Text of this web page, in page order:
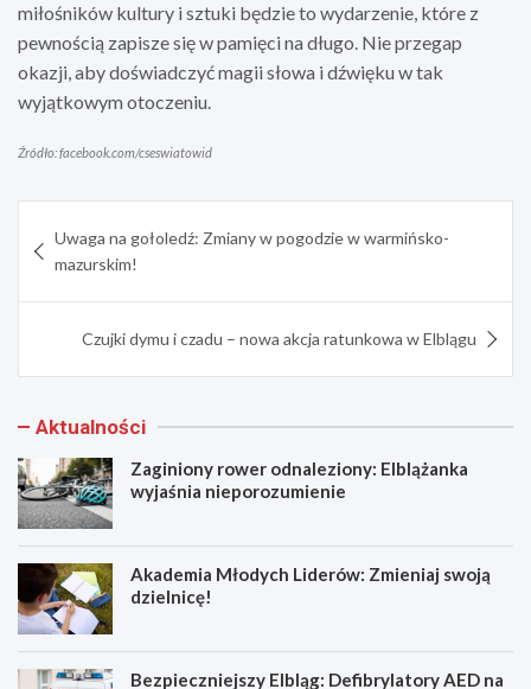
miłośników kultury i sztuki będzie to wydarzenie, które z
pewnością zapisze się w pamięci na długo. Nie przegap
okazji, aby doświadczyć magii słowa i dźwięku w tak
wyjątkowym otoczeniu.
Źródło: facebook.com/cseswiatowid
wpisu
Uwaga na gołoledź: Zmiany w pogodzie w warmińsko-
mazurskim!
Czujki dymu i czadu – nowa akcja ratunkowa w Elblągu
Aktualności
Zaginiony rower odnaleziony: Elblążanka
wyjaśnia nieporozumienie
Akademia Młodych Liderów: Zmieniaj swoją
dzielnicę!
Bezpieczniejszy Elbląg: Defibrylatory AED na